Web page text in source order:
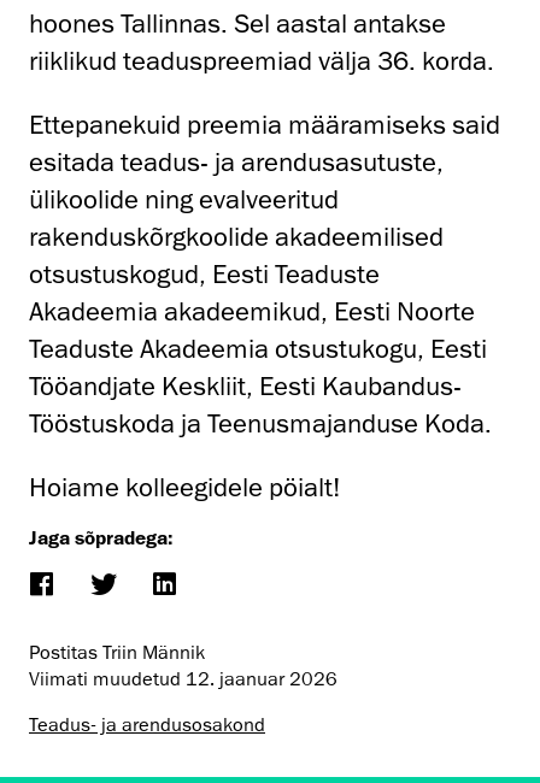
hoones Tallinnas. Sel aastal antakse
riiklikud teaduspreemiad välja 36. korda.
Ettepanekuid preemia määramiseks said
esitada teadus- ja arendusasutuste,
ülikoolide ning evalveeritud
rakenduskõrgkoolide akadeemilised
otsustuskogud, Eesti Teaduste
Akadeemia akadeemikud, Eesti Noorte
Teaduste Akadeemia otsustukogu, Eesti
Tööandjate Keskliit, Eesti Kaubandus-
Tööstuskoda ja Teenusmajanduse Koda.
Hoiame kolleegidele pöialt!
Jaga sõpradega:
Postitas Triin Männik
Viimati muudetud 12. jaanuar 2026
Teadus- ja arendusosakond